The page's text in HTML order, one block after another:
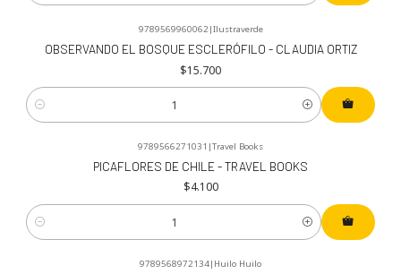
9789569960062|Ilustraverde
OBSERVANDO EL BOSQUE ESCLERÓFILO - CLAUDIA ORTIZ
$15.700
Cantidad
9789566271031 |Travel Books
PICAFLORES DE CHILE - TRAVEL BOOKS
$4.100
Cantidad
9789568972134| Huilo Huilo